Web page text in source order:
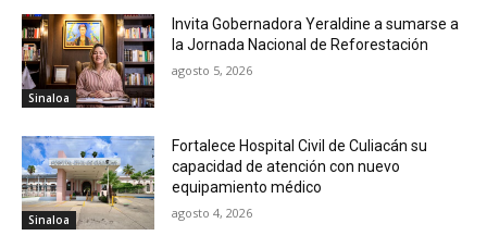
Sinaloa
Invita Gobernadora Yeraldine a sumarse a
la Jornada Nacional de Reforestación
agosto 5, 2026
Sinaloa
Fortalece Hospital Civil de Culiacán su
capacidad de atención con nuevo
equipamiento médico
agosto 4, 2026